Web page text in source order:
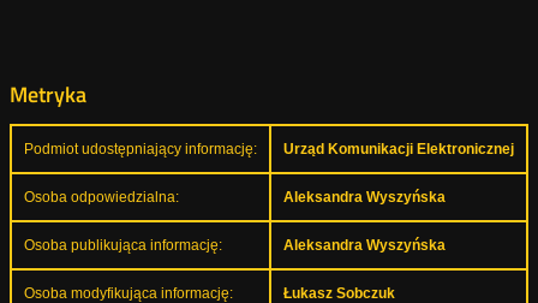
Metryka
Podmiot udostępniający informację: Urząd Komunikacji Elektronicznej
Osoba odpowiedzialna: Aleksandra Wyszyńska
Osoba publikująca informację: Aleksandra Wyszyńska
Osoba modyfikująca informację: Łukasz Sobczuk